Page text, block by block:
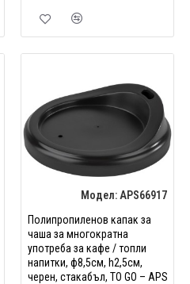
Модел: APS66917
Полипропиленов капак за
чаша за многократна
употреба за кафе / топли
напитки, ф8,5см, h2,5см,
черен, стакабъл, TO GO – APS